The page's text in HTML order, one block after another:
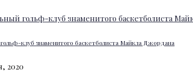
клуб знаменитого баскетболиста Майкла Джордана
2020